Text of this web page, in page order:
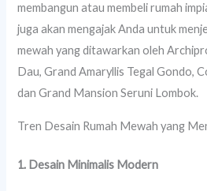
membangun atau membeli rumah
juga akan mengajak Anda untuk
mewah yang ditawarkan oleh
Dau, Grand Amaryllis Tegal Gondo,
dan Grand Mansion Seruni Lombok.
Tren Desain Rumah Mewah yang
1. Desain Minimalis Modern